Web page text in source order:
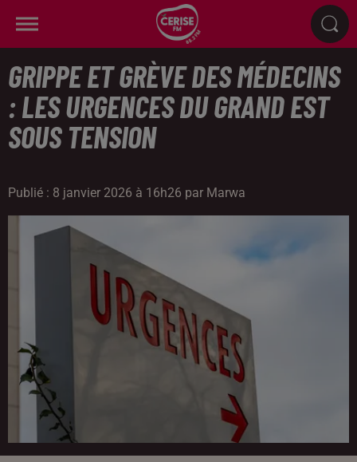
GRIPPE ET GRÈVE DES MÉDECINS
: LES URGENCES DU GRAND EST
SOUS TENSION
Publié : 8 janvier 2026 à 16h26 par Marwa